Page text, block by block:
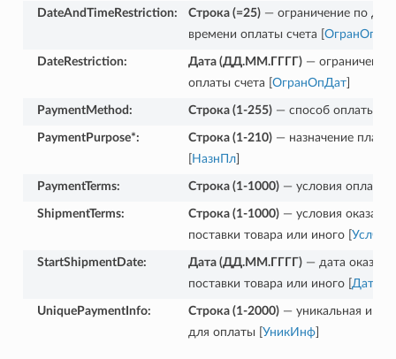
DateAndTimeRestriction: Строка (=25)— ограничение по
времени оплаты счета [
DateRestriction: Дата (ДД.ММ.ГГГГ)— ограничение
оплаты счета [ ОгранОпДат]
PaymentMethod : Строка (1-255)— способ оплаты [
PaymentPurpose*: Строка (1-210)— назначение
НазнПл]
PaymentTerms: Строка (1-1000)— условия оплаты [
ShipmentTerms: Строка (1-1000)— условия
поставки товара или иного [
StartShipmentDate: Дата (ДД.ММ.ГГГГ)— дата
поставки товара или иного [
UniquePaymentInfo: Строка (1-2000)— уникальная
для оплаты [ УникИнф]